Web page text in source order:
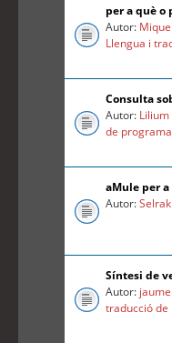
per a què o
Autor:
Llengua i
Consulta
Autor: Lilium
de
aMule per a
Autor:Selrak
Síntesi de
Autor:
traducció